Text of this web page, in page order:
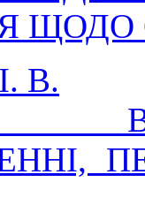
ЩОДО
В.